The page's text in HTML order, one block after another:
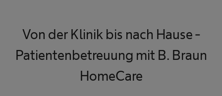
Von der Klinik bis nach Hause -
Patientenbetreuung mit B. Braun
HomeCare